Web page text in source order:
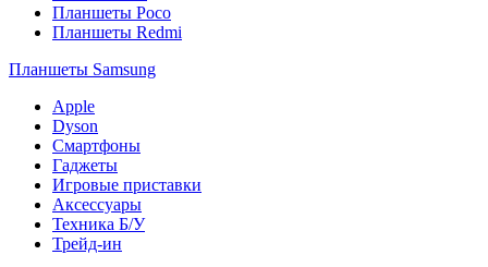
Планшеты Poco
Планшеты Redmi
Планшеты Samsung
Apple
Dyson
Смартфоны
Гаджеты
Игровые приставки
Аксессуары
Техника Б/У
Трейд-ин